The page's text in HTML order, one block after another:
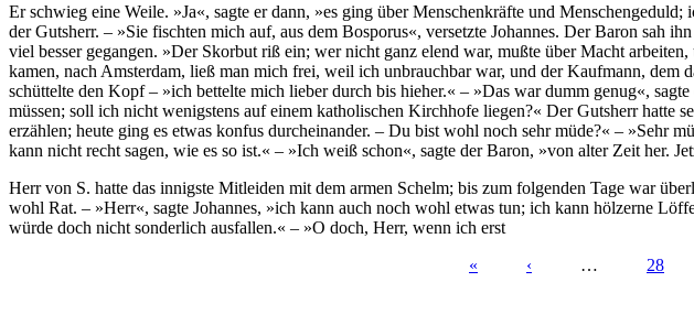
Er schwieg eine Weile. »Ja«, sagte er dann, »es ging über Menschenkräfte und
der Gutsherr. – »Sie fischten mich auf, aus dem Bosporus«, versetzte Johannes. Der Baron sah
viel besser gegangen. »Der Skorbut riß ein; wer nicht ganz elend war, mußte über Macht
kamen, nach Amsterdam, ließ man mich frei, weil ich unbrauchbar war, und der Kaufmann,
schüttelte den Kopf – »ich bettelte mich lieber durch bis hieher.« – »Das war dumm genug«,
müssen; soll ich nicht wenigstens auf einem katholischen Kirchhofe liegen?« Der Gutsherr hatte
erzählen; heute ging es etwas konfus durcheinander. – Du bist wohl noch sehr müde?« – »Sehr
kann nicht recht sagen, wie es so ist.« – »Ich weiß schon«, sagte der Baron, »von alter Zeit her.
Herr von S. hatte das innigste Mitleiden mit dem ­armen Schelm; bis zum folgenden Tage war
wohl Rat. – »Herr«, sagte Johannes, »ich kann auch noch wohl etwas tun; ich kann hölzerne
würde doch nicht sonderlich ausfallen.« – »O doch, Herr, wenn ich erst
« ‹ … 28